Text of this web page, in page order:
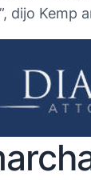
dijo Kemp